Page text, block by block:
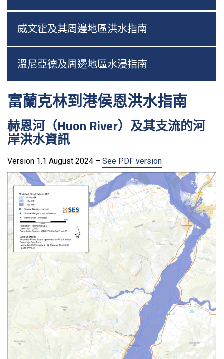
威文霍及其周邊地區洪水指南
溫尼亞德及周邊地區水浸指南
富蘭克林到港侯恩洪水指南
赫恩河（Huon River）及其支流的河
岸洪水資訊
Version 1.1 August 2024 – See PDF version